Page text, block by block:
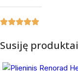
Susiję produktai